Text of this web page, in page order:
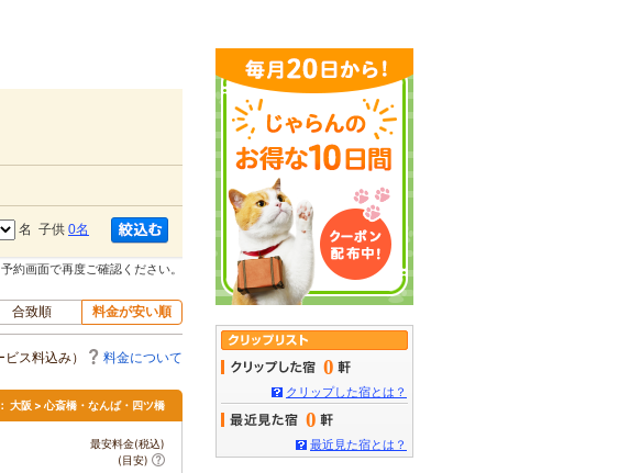
名 子供 0名
約画面で再度ご確認ください。
合致順 料金が安い順
ス料込み） 料金について
大阪 > 心斎橋・なんば・四ツ橋
最安料金(税込)
(目安)
0
クリップした宿とは？
0
最近見た宿とは？